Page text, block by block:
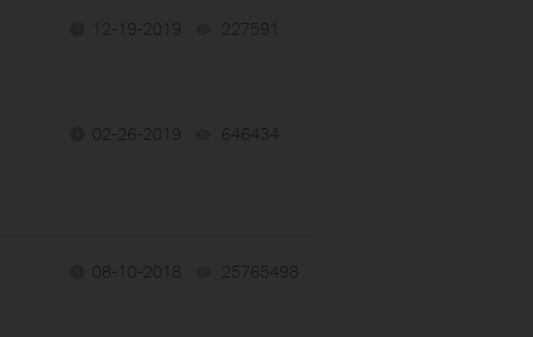
12-19-2019 227591
02-26-2019 646434
08-10-2018 25765498